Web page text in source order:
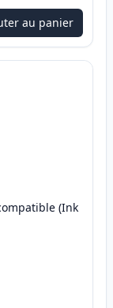
au panier
(Ink